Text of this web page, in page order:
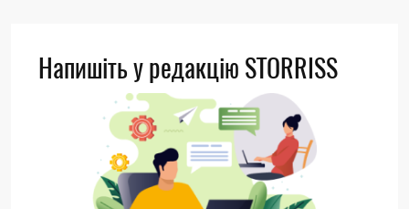
Напишіть у редакцію STORRISS